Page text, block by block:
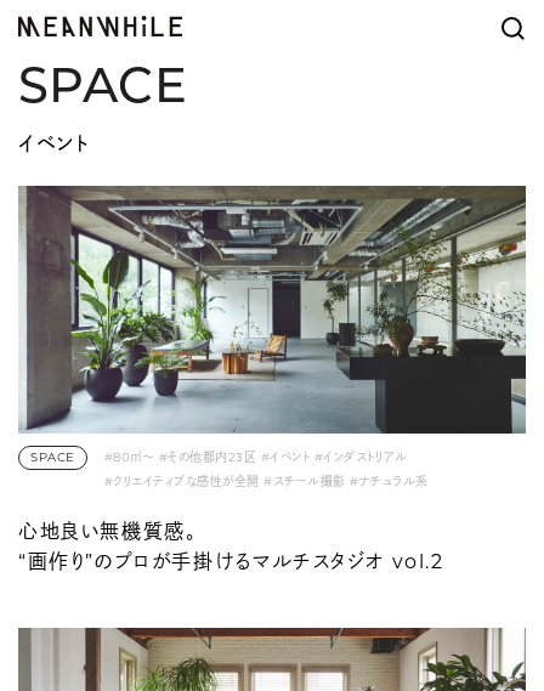
SPACE
イベント
SPACE #80㎡〜 #その他都内23区 #イベント #インダストリアル
#クリエイティブな感性が全開 #スチール撮影 #ナチュラル系
#素材フェチ
心地良い無機質感。
“画作り”のプロが手掛けるマルチスタジオ vol.2